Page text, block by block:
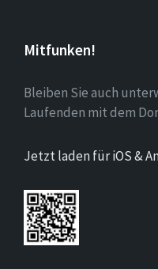
Mitfunken!
Bleiben Sie auch
Laufenden mit dem
Jetzt laden für iOS &